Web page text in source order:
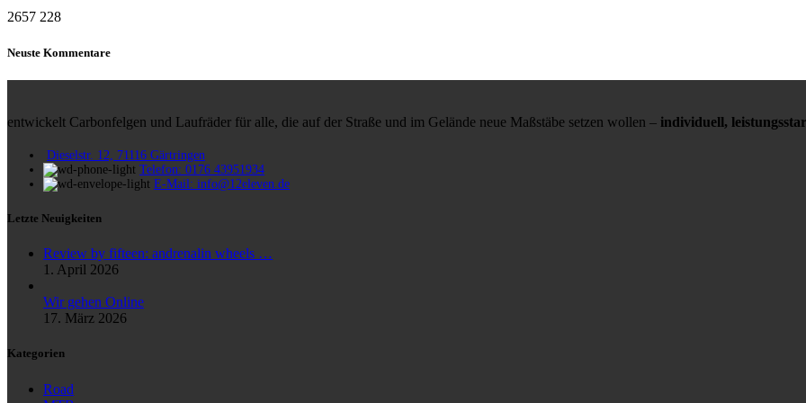
2657 228
Neuste Kommentare
entwickelt Carbonfelgen und Laufräder für alle, die auf der Straße und im Gelände neue Maßstäbe setzen wollen – individuell,
Dieselstr. 12, 71116 Gärtringen
Telefon: 0176 43951934
E-Mail: info@12eleven.de
Letzte Neuigkeiten
Review by fifteen: andrenalin wheels …
1. April 2026
Wir gehen Online
17. März 2026
Kategorien
Road